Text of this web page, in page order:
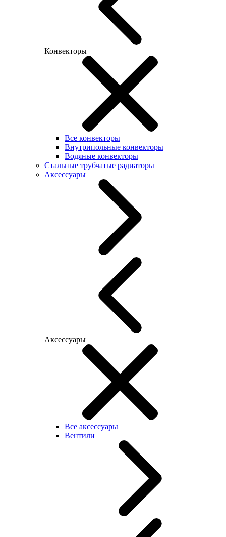
Конвекторы
Все конвекторы
Внутрипольные конвекторы
Водяные конвекторы
Стальные трубчатые радиаторы
Аксессуары
Аксессуары
Все аксессуары
Вентили